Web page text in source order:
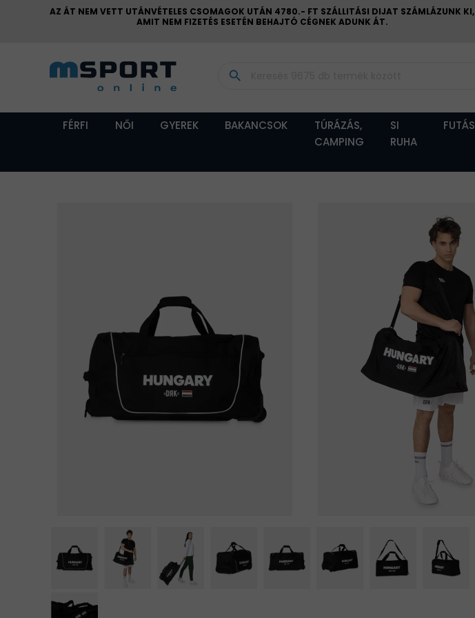
AZ ÁT NEM VETT UTÁNVÉTELES CSOMAGOK UTÁN 4780.- FT SZÁLLITÁSI DIJAT SZÁMLÁZUNK KI,
AMIT NEM FIZETÉS ESETÉN BEHAJTÓ CÉGNEK ADUNK ÁT.
FÉRFI NŐI GYEREK BAKANCSOK
TÚRÁZÁS,
CAMPING
SI
RUHA
FUTÁS
search